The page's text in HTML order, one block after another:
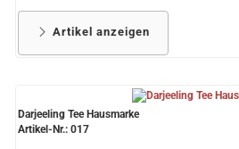
Artikel anzeigen
Darjeeling Tee Hausmarke
Artikel-Nr.: 017